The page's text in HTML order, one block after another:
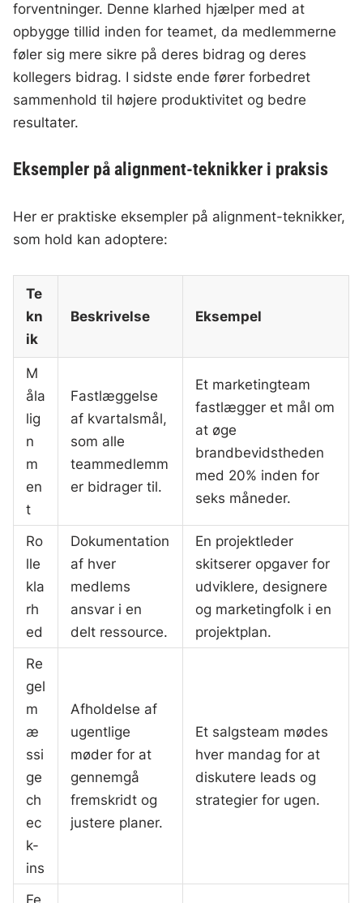
forventninger. Denne klarhed hjælper med at
opbygge tillid inden for teamet, da medlemmerne
føler sig mere sikre på deres bidrag og deres
kollegers bidrag. I sidste ende fører forbedret
sammenhold til højere produktivitet og bedre
resultater.
Eksempler på alignment-teknikker i praksis
Her er praktiske eksempler på alignment-teknikker,
som hold kan adoptere:
Te
kn
ik
Beskrivelse Eksempel
M
åla
lig
n
m
en
t
Fastlæggelse
af kvartalsmål,
som alle
teammedlemm
er bidrager til.
Et marketingteam
fastlægger et mål om
at øge
brandbevidstheden
med 20% inden for
seks måneder.
Ro
lle
kla
rh
ed
Dokumentation
af hver
medlems
ansvar i en
delt ressource.
En projektleder
skitserer opgaver for
udviklere, designere
og marketingfolk i en
projektplan.
Re
gel
m
æ
ssi
ge
ch
ec
k-
ins
Afholdelse af
ugentlige
møder for at
gennemgå
fremskridt og
justere planer.
Et salgsteam mødes
hver mandag for at
diskutere leads og
strategier for ugen.